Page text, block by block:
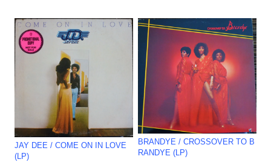
JAY DEE / COME ON IN LOVE
(LP)
BRANDYE ‎/ CROSSOVER TO B
RANDYE (LP)